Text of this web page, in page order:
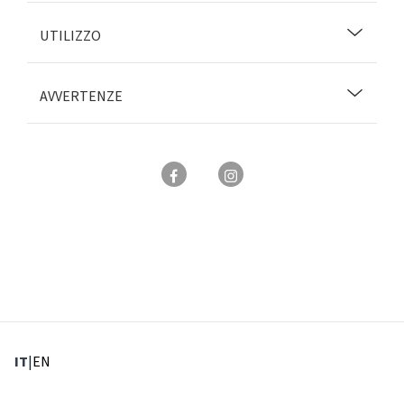
UTILIZZO
AVVERTENZE
IT: Lingua corrente
|EN